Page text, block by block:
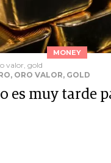
MONEY
valor, gold
ORO VALOR, GOLD
es muy tarde